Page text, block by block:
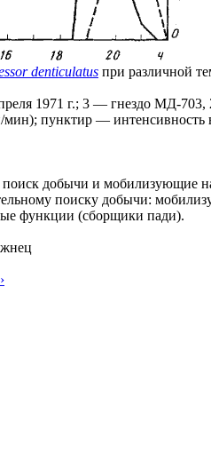
denticulatus при различной
1971 г.; 3 — гнездо МД-703,
мин); пунктир —
поиск добычи и мобилизующие
поиску добычи:
функции (сборщики пади).